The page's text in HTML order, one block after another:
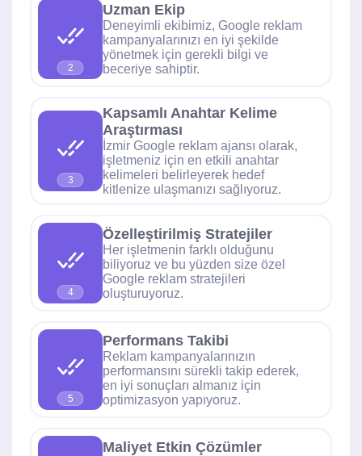
2
Uzman Ekip
Deneyimli ekibimiz, Google reklam
kampanyalarınızı en iyi şekilde
yönetmek için gerekli bilgi ve
beceriye sahiptir.
3
Kapsamlı Anahtar Kelime
Araştırması
İzmir Google reklam ajansı olarak,
işletmeniz için en etkili anahtar
kelimeleri belirleyerek hedef
kitlenize ulaşmanızı sağlıyoruz.
4
Özelleştirilmiş Stratejiler
Her işletmenin farklı olduğunu
biliyoruz ve bu yüzden size özel
Google reklam stratejileri
oluşturuyoruz.
5
Performans Takibi
Reklam kampanyalarınızın
performansını sürekli takip ederek,
en iyi sonuçları almanız için
optimizasyon yapıyoruz.
Maliyet Etkin Çözümler